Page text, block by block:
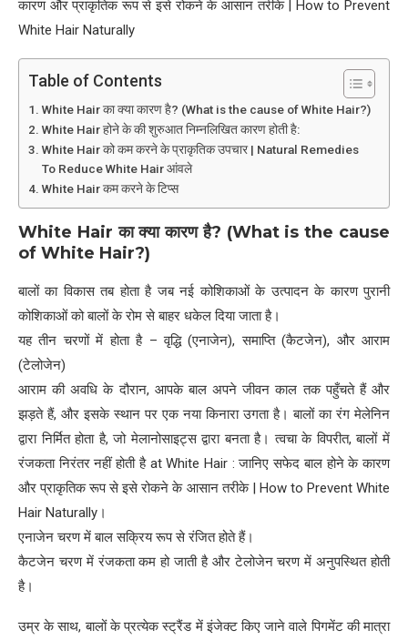
कारण और प्राकृतिक रूप से इसे रोकने के आसान तरीके | How to Prevent
White Hair Naturally
Table of Contents
White Hair का क्या कारण है? (What is the cause of White Hair?)
White Hair होने के की शुरुआत निम्नलिखित कारण होती है:
White Hair को कम करने के प्राकृतिक उपचार | Natural Remedies
To Reduce White Hair आंवले
White Hair कम करने के टिप्स
White Hairका क्या कारण है? (What is the cause
of White Hair?)
बालों का विकास तब होता है जब नई कोशिकाओं के उत्पादन के कारण पुरानी
कोशिकाओं को बालों के रोम से बाहर धकेल दिया जाता है।
यह तीन चरणों में होता है – वृद्धि (एनाजेन), समाप्ति (कैटजेन), और आराम
(टेलोजेन)
आराम की अवधि के दौरान, आपके बाल अपने जीवन काल तक पहुँचते हैं और
झड़ते हैं, और इसके स्थान पर एक नया किनारा उगता है। बालों का रंग मेलेनिन
द्वारा निर्मित होता है, जो मेलानोसाइट्स द्वारा बनता है। त्वचा के विपरीत, बालों में
रंजकता निरंतर नहीं होती है at White Hair : जानिए सफेद बाल होने के कारण
और प्राकृतिक रूप से इसे रोकने के आसान तरीके | How to Prevent White
Hair Naturally।
एनाजेन चरण में बाल सक्रिय रूप से रंजित होते हैं।
कैटजेन चरण में रंजकता कम हो जाती है और टेलोजेन चरण में अनुपस्थित होती
है।
उम्र के साथ, बालों के प्रत्येक स्ट्रैंड में इंजेक्ट किए जाने वाले पिगमेंट की मात्रा